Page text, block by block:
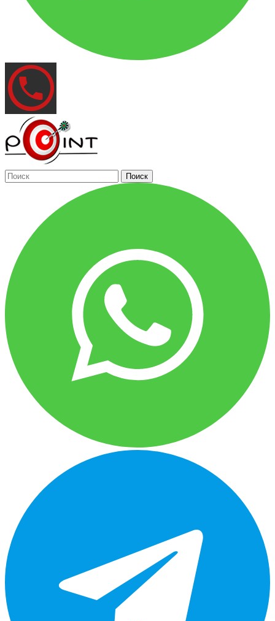
Поиск